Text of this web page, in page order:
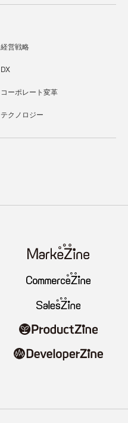
経営戦略
DX
コーポレート変革
テクノロジー